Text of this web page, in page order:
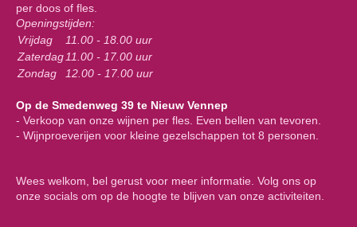
per doos of fles.
Openingstijden:
Vrijdag
11.00 - 18.00 uur
Zaterdag 11.00 - 17.00 uur
Zondag
12.00 - 17.00 uur
Op de Smedenweg 39 te Nieuw Vennep
- Verkoop van onze wijnen per fles. Even bellen van tevoren.
- Wijnproeverijen voor kleine gezelschappen tot 8 personen.
Wees welkom, bel gerust voor meer informatie. Volg ons op
onze socials om op de hoogte te blijven van onze activiteiten.